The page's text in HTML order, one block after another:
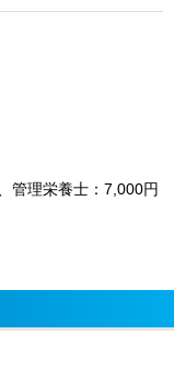
理栄養士：7,000円